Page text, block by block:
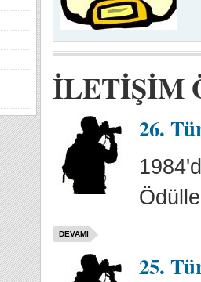
İLETİŞİM
26.
DEVAMI
25.